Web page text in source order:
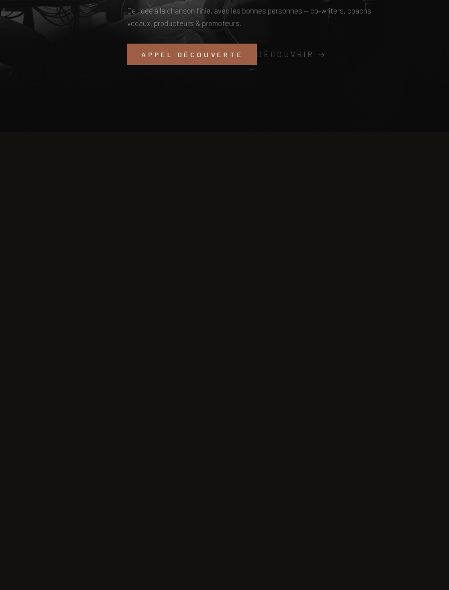
De l'idée à la chanson finie, avec les bonnes personnes — co-writers, coachs
vocaux, producteurs & promoteurs.
APPEL DÉCOUVERTE DÉCOUVRIR →